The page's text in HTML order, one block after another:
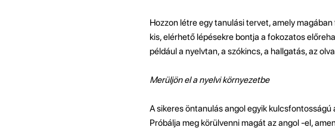
Hozzon létre egy tanulási tervet, amely
kis, elérhető lépésekre bontja a fokozatos
például a nyelvtan, a szókincs, a hallgatás, az
Merüljön el a nyelvi környezetbe
A sikeres öntanulás angol egyik
Próbálja meg körülvenni magát az angol -el,